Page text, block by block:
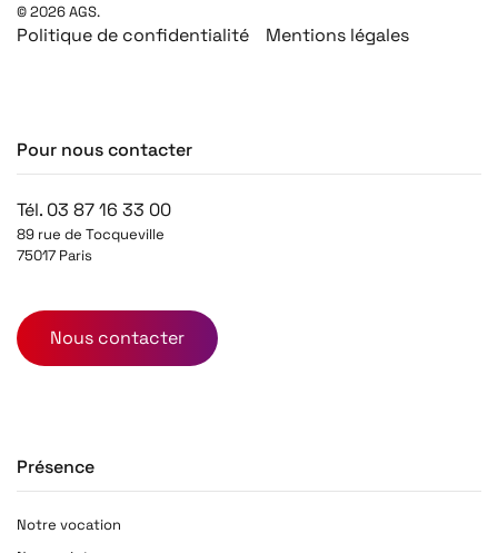
©2026AGS.
Politique de confidentialité Mentions légales
Pour nous contacter
Tél. 03 87 16 33 00
89 rue de Tocqueville
75017 Paris
Nous contacter
Présence
Notre vocation